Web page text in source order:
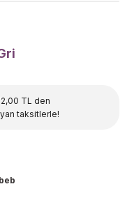
TL den
taksitlerle!